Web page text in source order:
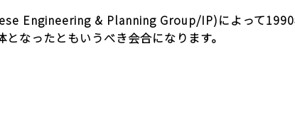
Engineering & Planning Group/IP)によって
なったともいうべき会合になります。